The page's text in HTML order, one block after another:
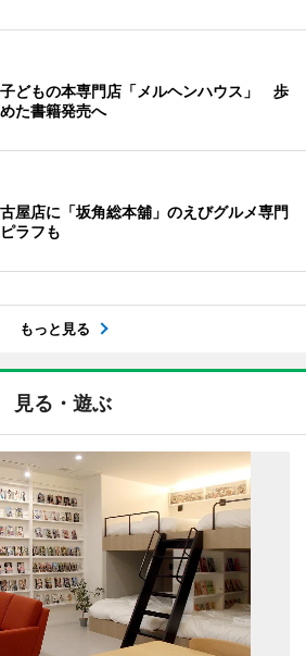
どもの本専門店「メルヘンハウス」 歩
た書籍発売へ
屋店に「坂角総本舖」のえびグルメ専門
ラフも
もっと見る
見る・遊ぶ